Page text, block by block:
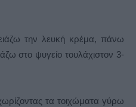
την λευκή κρέμα, πάνω
στο ψυγείο τουλάχιστον 3-
τα τοιχώματα γύρω